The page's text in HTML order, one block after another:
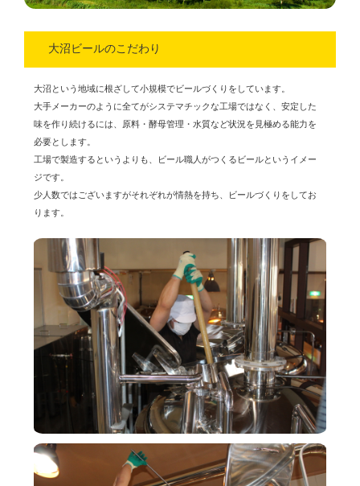
大沼ビールのこだわり
大沼という地域に根ざして小規模でビールづくりをしています。
大手メーカーのように全てがシステマチックな工場ではなく、安定した
味を作り続けるには、原料・酵母管理・水質など状況を見極める能力を
必要とします。
工場で製造するというよりも、ビール職人がつくるビールというイメー
ジです。
少人数ではございますがそれぞれが情熱を持ち、ビールづくりをしてお
ります。